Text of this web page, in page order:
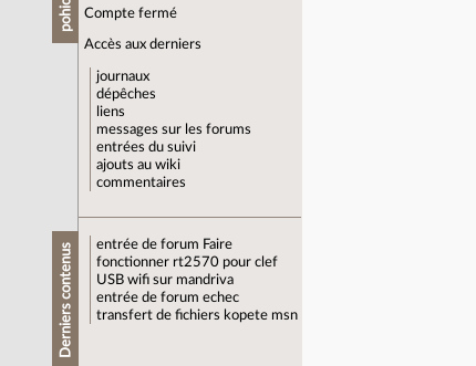
Compte fermé
Accès aux derniers
journaux
dépêches
liens
messages sur les forums
entrées du suivi
ajouts au wiki
commentaires
Derniers contenus entrée de forum Faire
fonctionner rt2570 pour clef
USB wifi sur mandriva
entrée de forum echec
transfert de fichiers kopete msn